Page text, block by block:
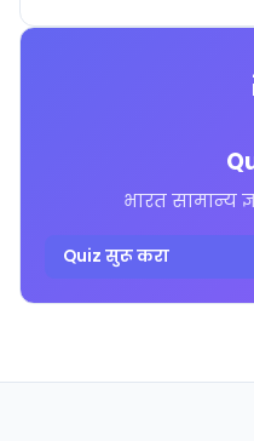
भारत सामान्य
Quiz सुरू करा